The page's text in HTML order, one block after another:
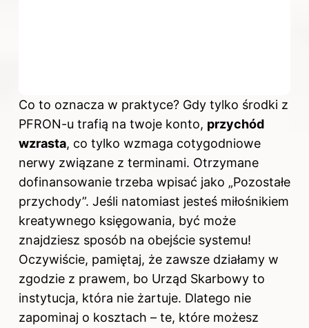
Co to oznacza w praktyce? Gdy tylko środki z
PFRON-u trafią na twoje konto, przychód
wzrasta, co tylko wzmaga cotygodniowe
nerwy związane z terminami. Otrzymane
dofinansowanie trzeba wpisać jako „Pozostałe
przychody”. Jeśli natomiast jesteś miłośnikiem
kreatywnego księgowania, być może
znajdziesz sposób na obejście systemu!
Oczywiście, pamiętaj, że zawsze działamy w
zgodzie z prawem, bo Urząd Skarbowy to
instytucja, która nie żartuje. Dlatego nie
zapominaj o kosztach – te, które możesz